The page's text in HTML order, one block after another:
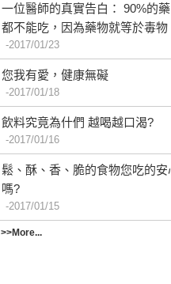
一位醫師的真實告白： 90%的藥
都不能吃，因為藥物就等於毒物
2017/01/23
您我有愛，健康無礙
2017/01/18
飲料究竟為什們 越喝越口渴?
2017/01/16
鬆、酥、香、脆的食物您吃的安
嗎?
2017/01/15
>>More...